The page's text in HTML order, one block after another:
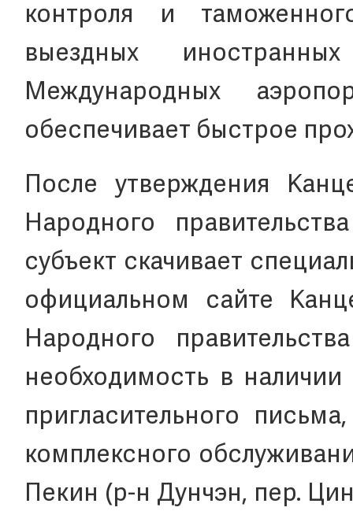
контроля и
выездных
Международных
обеспечивает быстрое
После утверждения
Народного
субъект скачивает
официальном сайте
Народного
необходимость в
пригласительного
комплексного
Пекин (р-н Дунчэн, пер.